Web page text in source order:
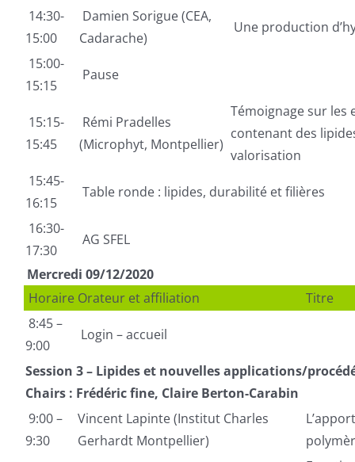
14:30-
15:00
Damien Sorigue (CEA,
Cadarache)
Une production
15:00-
15:15
Pause
15:15-
15:45
Rémi Pradelles
(Microphyt, Montpellier)
Témoignage sur les
contenant des
valorisation
15:45-
16:15
Table ronde : lipides, durabilité et filières
16:30-
17:30
AG SFEL
Mercredi 09/12/2020
Horaire Orateur et affiliation
Titre
8:45 –
9:00
Login – accueil
Session 3 – Lipides et nouvelles applications/
Chairs : Frédéric fine, Claire Berton-Carabin
9:00 –
9:30
Vincent Lapinte (Institut Charles
Gerhardt Montpellier)